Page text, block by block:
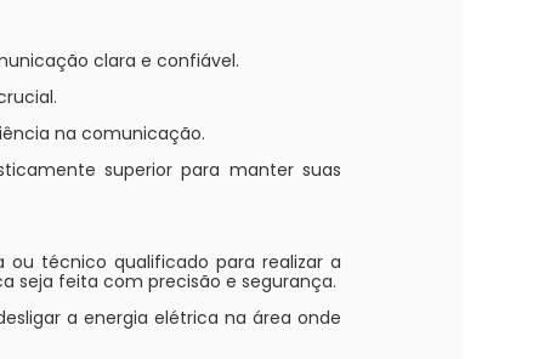
clara e confiável.
na comunicação.
superior para manter suas
técnico qualificado para realizar a
seja feita com precisão e segurança.
a energia elétrica na área onde